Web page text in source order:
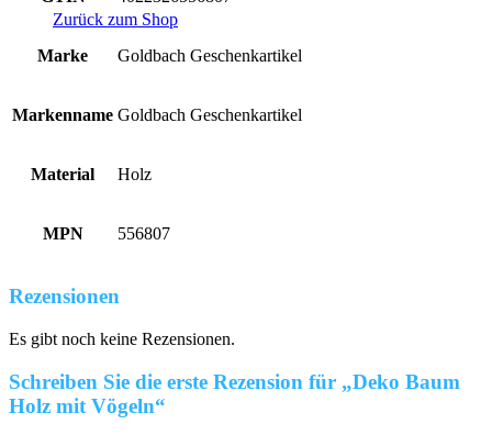
Zurück zum Shop
Marke Goldbach Geschenkartikel
Markenname Goldbach Geschenkartikel
Material Holz
MPN 556807
Rezensionen
Es gibt noch keine Rezensionen.
Schreiben Sie die erste Rezension für „Deko Baum
Holz mit Vögeln“